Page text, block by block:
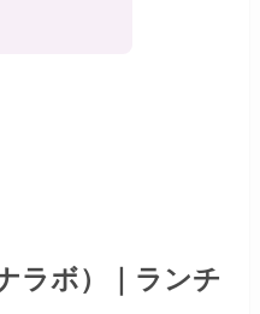
ラボ）｜ランチ